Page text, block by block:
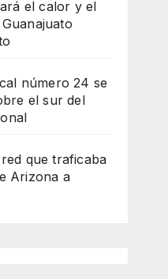
el calor y el
número 24 se
el sur del
que traficaba
Arizona a